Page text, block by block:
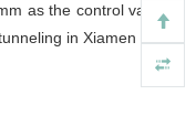
as the control value of
in Xiamen typical